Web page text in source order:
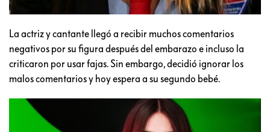
La actriz y cantante llegó a recibir muchos comentarios
negativos por su figura después del embarazo e incluso la
criticaron por usar fajas. Sin embargo, decidió ignorar los
malos comentarios y hoy espera a su segundo bebé.